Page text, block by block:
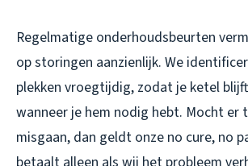
Regelmatige onderhoudsbeurten
op storingen aanzienlijk. We
plekken vroegtijdig, zodat je ketel
wanneer je hem nodig hebt. Mocht er
misgaan, dan geldt onze no cure, no